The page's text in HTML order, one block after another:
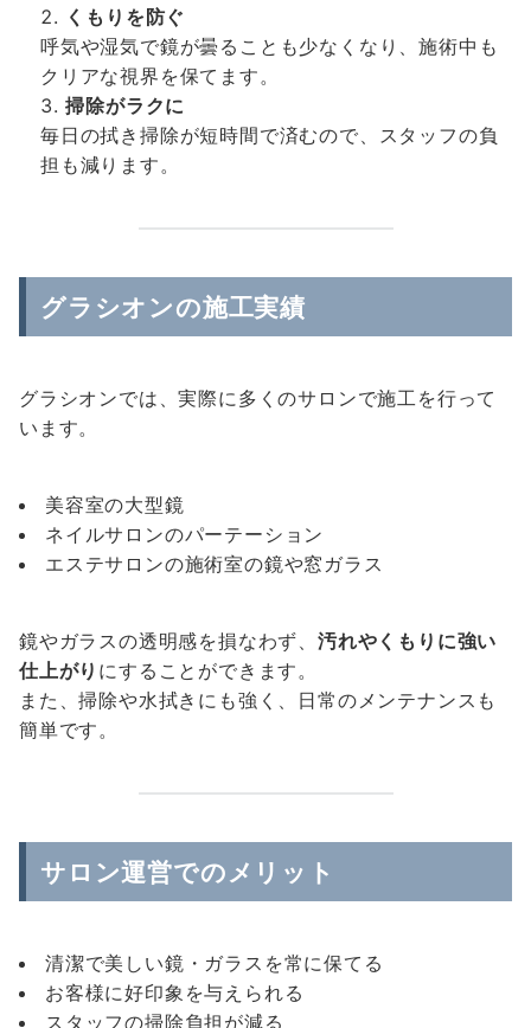
くもりを防ぐ
呼気や湿気で鏡が曇ることも少なくなり、施術中も
クリアな視界を保てます。
掃除がラクに
毎日の拭き掃除が短時間で済むので、スタッフの負
担も減ります。
グラシオンの施工実績
グラシオンでは、実際に多くのサロンで施工を行って
います。
美容室の大型鏡
ネイルサロンのパーテーション
エステサロンの施術室の鏡や窓ガラス
鏡やガラスの透明感を損なわず、汚れやくもりに強い
仕上がり にすることができます。
また、掃除や水拭きにも強く、日常のメンテナンスも
簡単です。
サロン運営でのメリット
清潔で美しい鏡・ガラスを常に保てる
お客様に好印象を与えられる
スタッフの掃除負担が減る